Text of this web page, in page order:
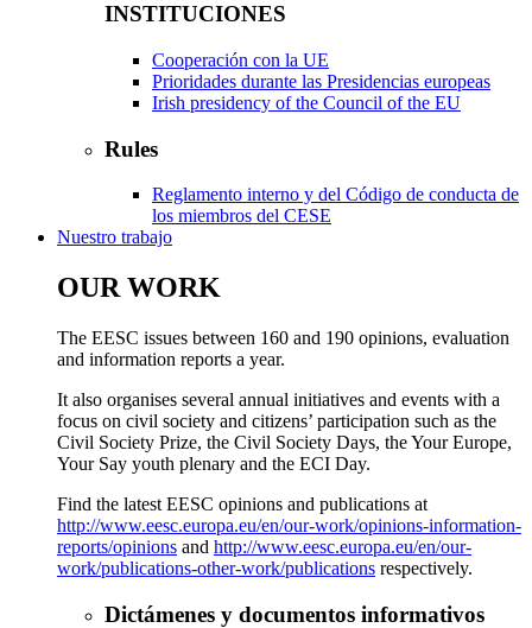
INSTITUCIONES
Cooperación con la UE
Prioridades durante las Presidencias europeas
Irish presidency of the Council of the EU
Rules
Reglamento interno y del Código de conducta de
los miembros del CESE
Nuestro trabajo
OUR WORK
The EESC issues between 160 and 190 opinions, evaluation
and information reports a year.
It also organises several annual initiatives and events with a
focus on civil society and citizens’ participation such as the
Civil Society Prize, the Civil Society Days, the Your Europe,
Your Say youth plenary and the ECI Day.
Find the latest EESC opinions and publications at
http://www.eesc.europa.eu/en/our-work/opinions-information-
reports/opinions and http://www.eesc.europa.eu/en/our-
work/publications-other-work/publications respectively.
Dictámenes y documentos informativos